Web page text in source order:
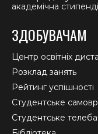
академічна
ЗДОБУВАЧАМ
Центр освітніх
Розклад занять
Рейтинг успішності
Студентське
Студентське